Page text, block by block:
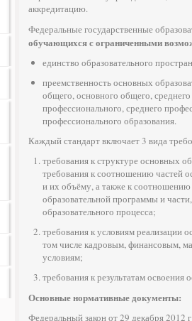
аккредитацию.
Федеральные государственные
обучающихся с ограниченными
единство образовательного
преемственность основных
общего, основного общего,
профессионального, среднего
профессионального образования.
Каждый стандарт включает 3 вида
требования к структуре основных
требования к соотношению частей
и их объёму, а также к соотношению
образовательной программы и
образовательного процесса;
требования к условиям реализации
том числе кадровым, финансовым,
условиям;
требования к результатам
Основные нормативные документы:
Федеральный закон от 29 декабря